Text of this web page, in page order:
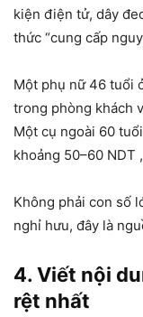
kiện điện tử, dây
thức “cung cấp
Một phụ nữ 46 tuổi
trong phòng khách
Một cụ ngoài 60
khoảng 50–60 NDT
Không phải con số
nghỉ hưu, đây là
4. Viết nội
rệt nhất